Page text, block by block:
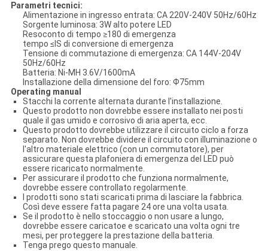
Parametri tecnici:
Alimentazione in ingresso entrata: CA 220V-240V 50Hz/60Hz
Sorgente luminosa: 3W alto potere LED
Resoconto di tempo ≥180 di emergenza
tempo ≤IS di conversione di emergenza
Tensione di commutazione di emergenza: CA 144V-204V
50Hz/60Hz
Batteria: Ni-MH 3.6V/1600mA
Installazione della dimensione del foro: Ф75mm
Operating manual
Stacchi la corrente alternata durante l'installazione.
Questo prodotto non dovrebbe essere installato nei posti
quale il gas umido e corrosivo di aria aperta, ecc.
Questo prodotto dovrebbe utilizzare il circuito ciclo a forza
separato. Non dovrebbe dividere il circuito con illuminazione o
l'altro materiale elettrico (con un commutatore), per
assicurare questa plafoniera di emergenza del LED può
essere ricaricato normalmente.
Per assicurare il prodotto che funziona normalmente,
dovrebbe essere controllato regolarmente.
I prodotti sono stati scaricati prima di lasciare la fabbrica.
Così deve essere fatta pagare 24 ore una volta usata.
Se il prodotto è nello stoccaggio o non usare a lungo,
dovrebbe essere caricatoe e scaricato una volta ogni tre
mesi, per proteggere la prestazione della batteria.
Tenga prego questo manuale.